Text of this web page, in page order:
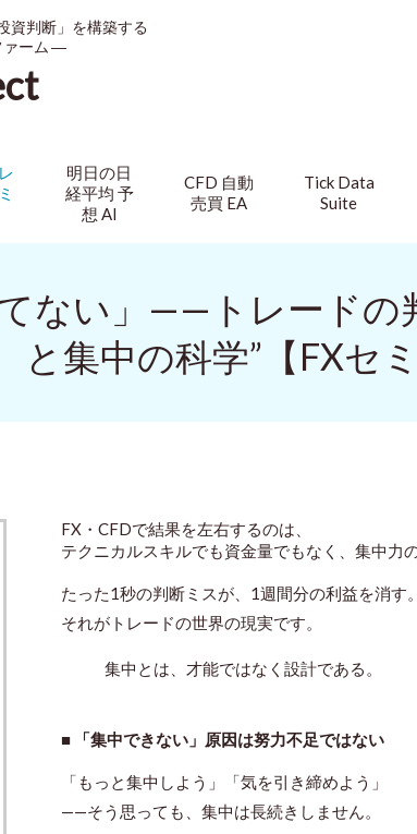
資判断」を構築する
ァーム ―
明日の日
経平均 予
想 AI
CFD 自動
売買 EA
Tick Data
Suite
ない」——トレードの
と集中の科学”【FXセミ
FX・CFDで結果を左右するのは、
テクニカルスキルでも資金量でもなく、 集中力
たった1秒の判断ミスが、1週間分の利益を消す。
それがトレードの世界の現実です。
集中とは、才能ではなく設計である。
■ 「集中できない」原因は努力不足ではない
「もっと集中しよう」「気を引き締めよう」
——そう思っても、集中は長続きしません。